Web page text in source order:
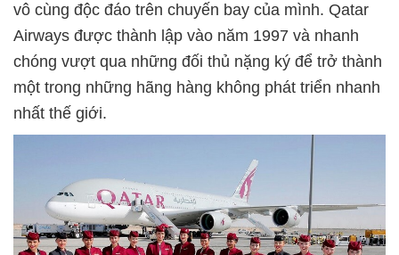
vô cùng độc đáo trên chuyến bay của mình. Qatar
Airways được thành lập vào năm 1997 và nhanh
chóng vượt qua những đối thủ nặng ký để trở thành
một trong những hãng hàng không phát triển nhanh
nhất thế giới.